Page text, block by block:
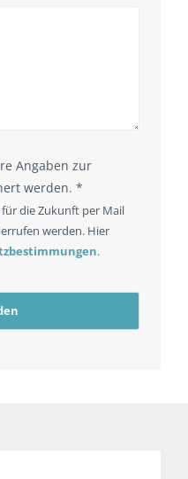
Angaben zur
werden. *
die Zukunft per Mail
werden. Hier
.